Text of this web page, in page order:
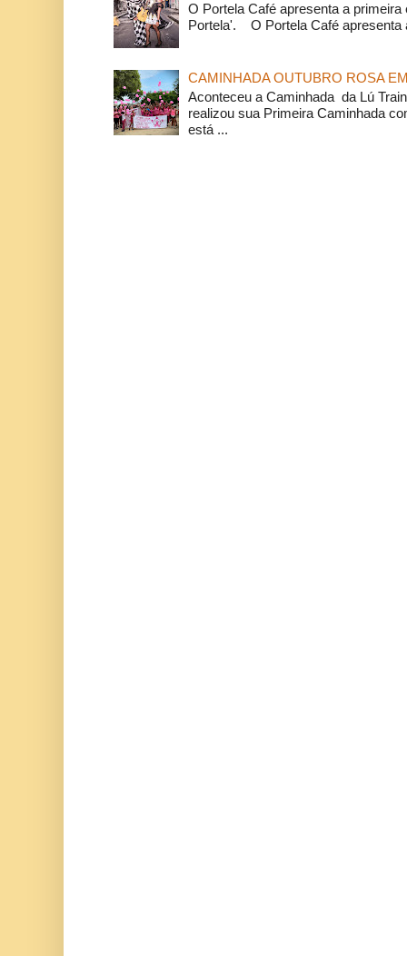
O Portela Café apresenta a
Portela'. O Portela Café apresenta
CAMINHADA OUTUBRO ROSA
Aconteceu a Caminhada da Lú
realizou sua Primeira Caminhada
está ...